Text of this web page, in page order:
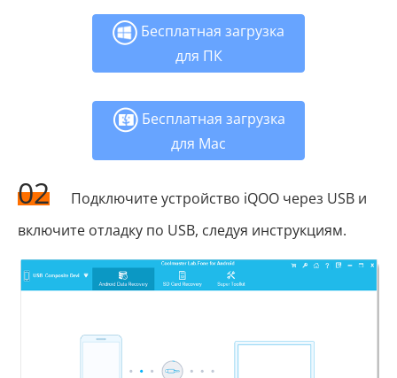
Бесплатная загрузка
для ПК
Бесплатная загрузка
для Mac
02
Подключите устройство iQOO через USB и
включите отладку по USB, следуя инструкциям.